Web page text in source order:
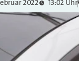
2022 13:02 Uhr